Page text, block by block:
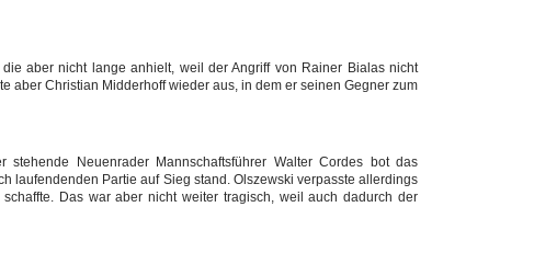
aber nicht lange anhielt, weil der Angriff von Rainer Bialas nicht
aber Christian Midderhoff wieder aus, in dem er seinen Gegner zum
Neuenrader Mannschaftsführer Walter Cordes bot das
laufendenden Partie auf Sieg stand. Olszewski verpasste allerdings
Das war aber nicht weiter tragisch, weil auch dadurch der